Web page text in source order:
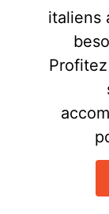
italiens